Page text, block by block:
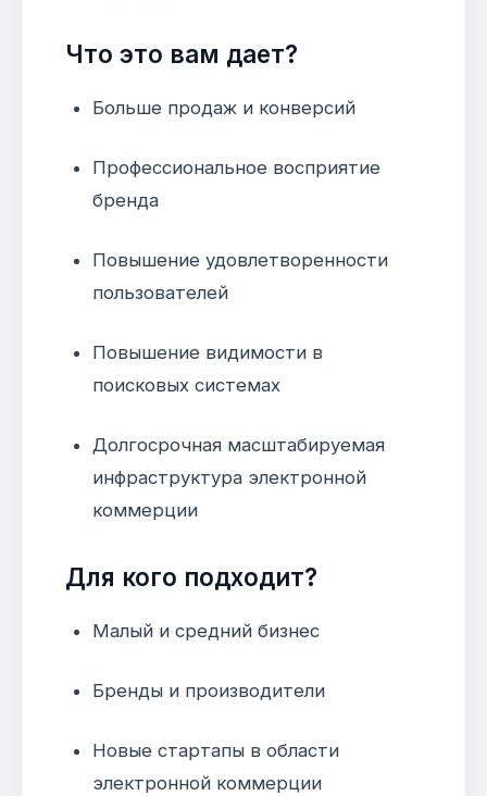
Что это вам дает?
Больше продаж и конверсий
Профессиональное восприятие
бренда
Повышение удовлетворенности
пользователей
Повышение видимости в
поисковых системах
Долгосрочная масштабируемая
инфраструктура электронной
коммерции
Для кого подходит?
Малый и средний бизнес
Бренды и производители
Новые стартапы в области
электронной коммерции